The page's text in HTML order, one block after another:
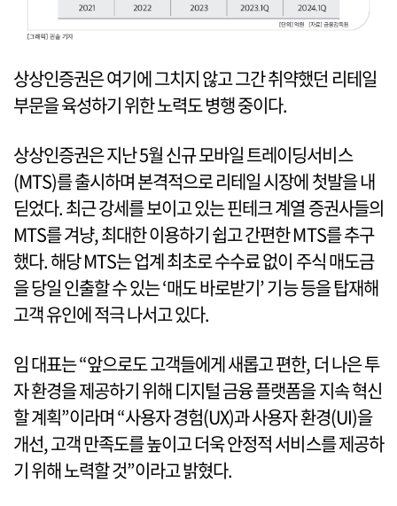
상상인증권은 여기에 그치지 않고 그간 취약했던 리테일
부문을 육성하기 위한 노력도 병행 중이다.
상상인증권은 지난 5월 신규 모바일 트레이딩서비스
(MTS)를 출시하며 본격적으로 리테일 시장에 첫발을 내
딛었다. 최근 강세를 보이고 있는 핀테크 계열 증권사들의
MTS를 겨냥, 최대한 이용하기 쉽고 간편한 MTS를 추구
했다. 해당 MTS는 업계 최초로 수수료 없이 주식 매도금
을 당일 인출할 수 있는 ‘매도 바로받기’ 기능 등을 탑재해
고객 유인에 적극 나서고 있다.
임 대표는 “앞으로도 고객들에게 새롭고 편한, 더 나은 투
자 환경을 제공하기 위해 디지털 금융 플랫폼을 지속 혁신
할 계획”이라며 “사용자 경험(UX)과 사용자 환경(UI)을
개선, 고객 만족도를 높이고 더욱 안정적 서비스를 제공하
기 위해 노력할 것”이라고 밝혔다.